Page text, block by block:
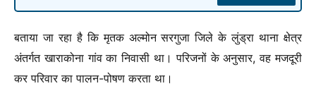
बताया जा रहा है कि मृतक अल्मोन सरगुजा जिले के लुंड्रा थाना क्षेत्र
अंतर्गत खाराकोना गांव का निवासी था। परिजनों के अनुसार, वह मजदूरी
कर परिवार का पालन-पोषण करता था।